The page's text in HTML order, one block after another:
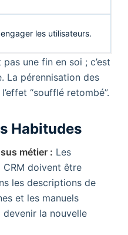
les utilisateurs.
pas une fin en soi ; c’est
La pérennisation des
“soufflé retombé”.
Habitudes
métier : Les
CRM doivent être
les descriptions de
et les manuels
la nouvelle